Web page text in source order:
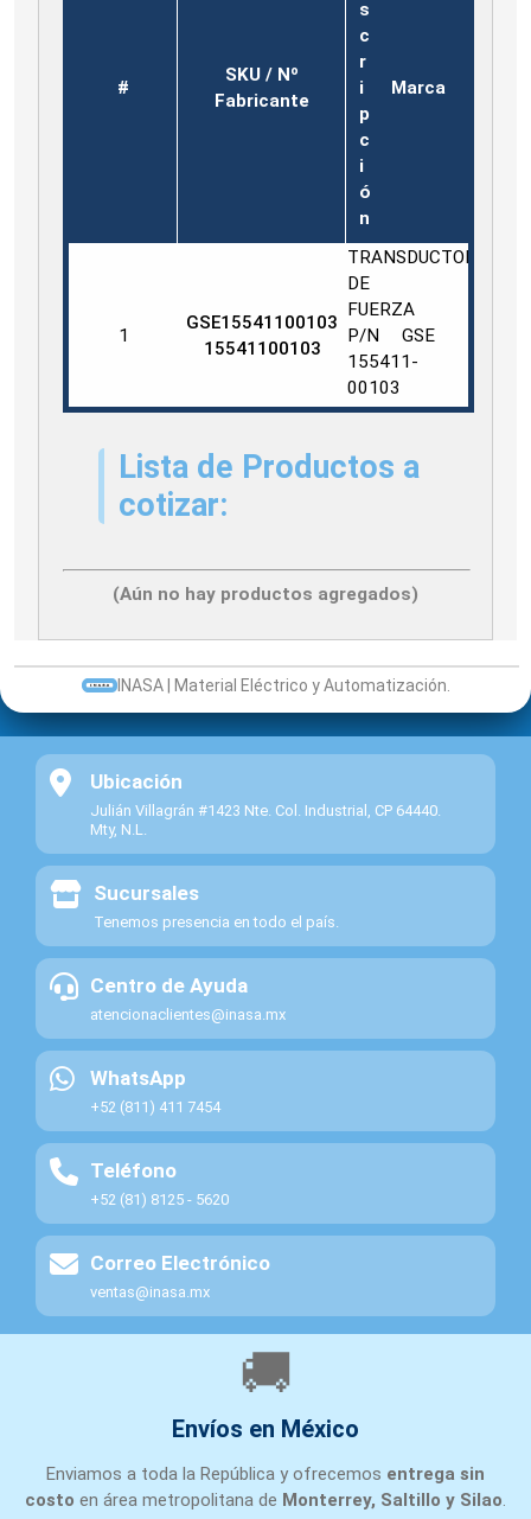
#
SKU / Nº
Fabricante
s
c
r
i
p
c
i
ó
n
Marca
1
GSE15541100103
15541100103
TRANSDUCTOR
DE
FUERZA
P/N
155411-
00103
GSE
GSE
Lista de Productos a
cotizar:
(Aún no hay productos agregados)
INASA | Material Eléctrico y Automatización.
Ubicación
Julián Villagrán #1423 Nte. Col. Industrial, CP 64440.
Mty, N.L.
Sucursales
Tenemos presencia en todo el país.
Centro de Ayuda
atencionaclientes@inasa.mx
WhatsApp
+52 (811) 411 7454
Teléfono
+52 (81) 8125 - 5620
Correo Electrónico
ventas@inasa.mx
🚚
Envíos en México
Enviamos a toda la República y ofrecemos entrega sin
costo en área metropolitana de Monterrey, Saltillo y Silao